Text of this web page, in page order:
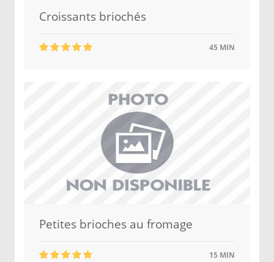
Croissants briochés
45 MIN
Petites brioches au fromage
15 MIN